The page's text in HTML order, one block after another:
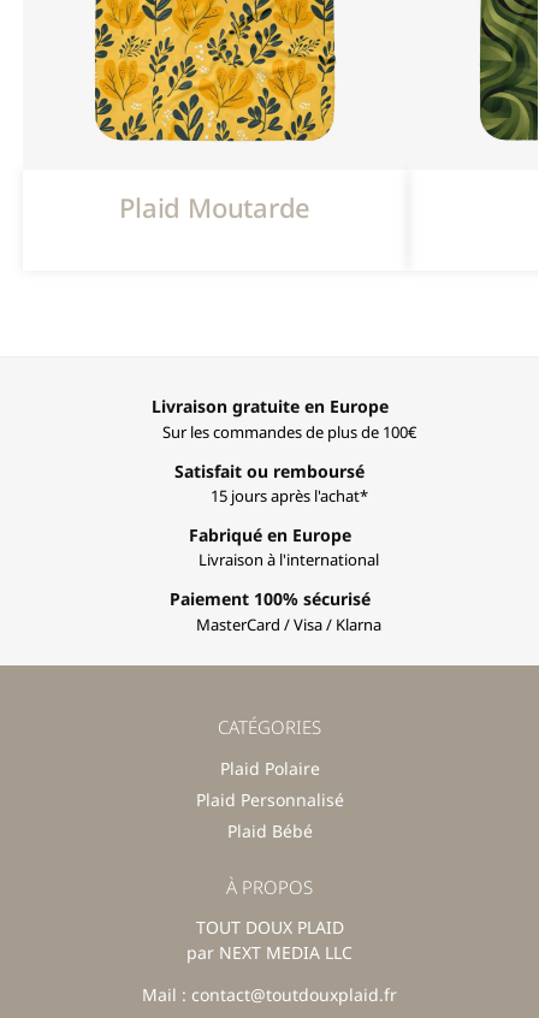
Plaid Moutarde
Livraison gratuite en Europe
Sur les commandes de plus de 100€
Satisfait ou remboursé
15 jours après l'achat*
Fabriqué en Europe
Livraison à l'international
Paiement 100% sécurisé
MasterCard / Visa / Klarna
CATÉGORIES
Plaid Polaire
Plaid Personnalisé
Plaid Bébé
À PROPOS
TOUT DOUX PLAID
par NEXT MEDIA LLC
Mail : contact@toutdouxplaid.fr